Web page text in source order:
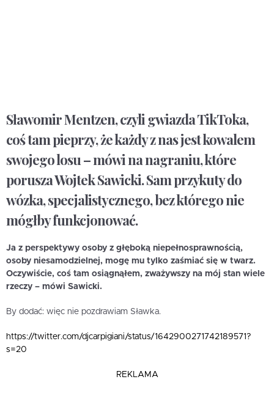
Sławomir Mentzen, czyli gwiazda TikToka,
coś tam pieprzy, że każdy z nas jest kowalem
swojego losu – mówi na nagraniu, które
porusza Wojtek Sawicki. Sam przykuty do
wózka, specjalistycznego, bez którego nie
mógłby funkcjonować.
Ja z perspektywy osoby z głęboką niepełnosprawnością,
osoby niesamodzielnej, mogę mu tylko zaśmiać się w twarz.
Oczywiście, coś tam osiągnąłem, zważywszy na mój stan wiele
rzeczy – mówi Sawicki.
By dodać: więc nie pozdrawiam Sławka.
https://twitter.com/djcarpigiani/status/1642900271742189571?
s=20
REKLAMA